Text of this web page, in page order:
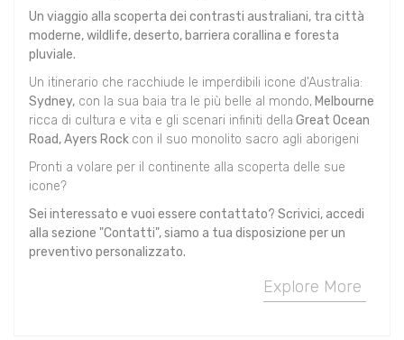
Un viaggio alla scoperta dei contrasti australiani, tra città
moderne, wildlife, deserto, barriera corallina e foresta
pluviale.
Un itinerario che racchiude le imperdibili icone d'Australia:
Sydney, con la sua baia tra le più belle al mondo, Melbourne
ricca di cultura e vita e gli scenari infiniti della Great Ocean
Road, Ayers Rock con il suo monolito sacro agli aborigeni
Pronti a volare per il continente alla scoperta delle sue
icone?
Sei interessato e vuoi essere contattato? Scrivici, accedi
alla sezione "Contatti", siamo a tua disposizione per un
preventivo personalizzato.
Explore More